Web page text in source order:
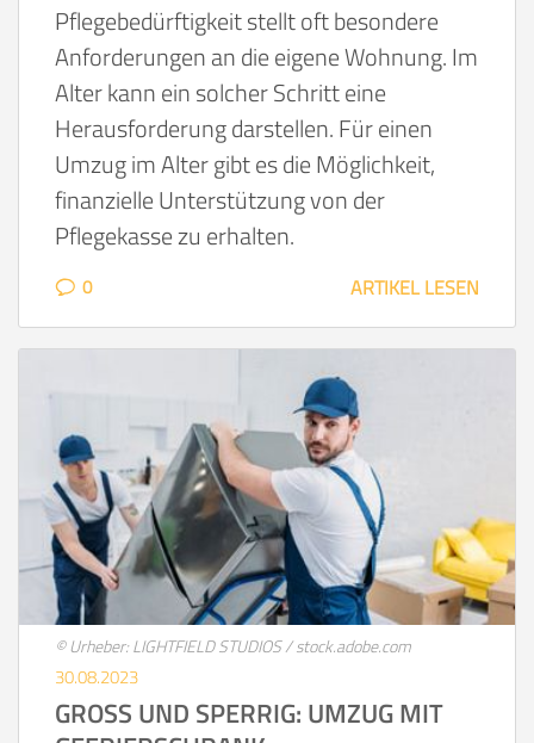
Pflegebedürftigkeit stellt oft besondere
Anforderungen an die eigene Wohnung. Im
Alter kann ein solcher Schritt eine
Herausforderung darstellen. Für einen
Umzug im Alter gibt es die Möglichkeit,
finanzielle Unterstützung von der
Pflegekasse zu erhalten.
ARTIKEL LESEN
0
© Urheber: LIGHTFIELD STUDIOS / stock.adobe.com
30.08.2023
GROSS UND SPERRIG: UMZUG MIT G